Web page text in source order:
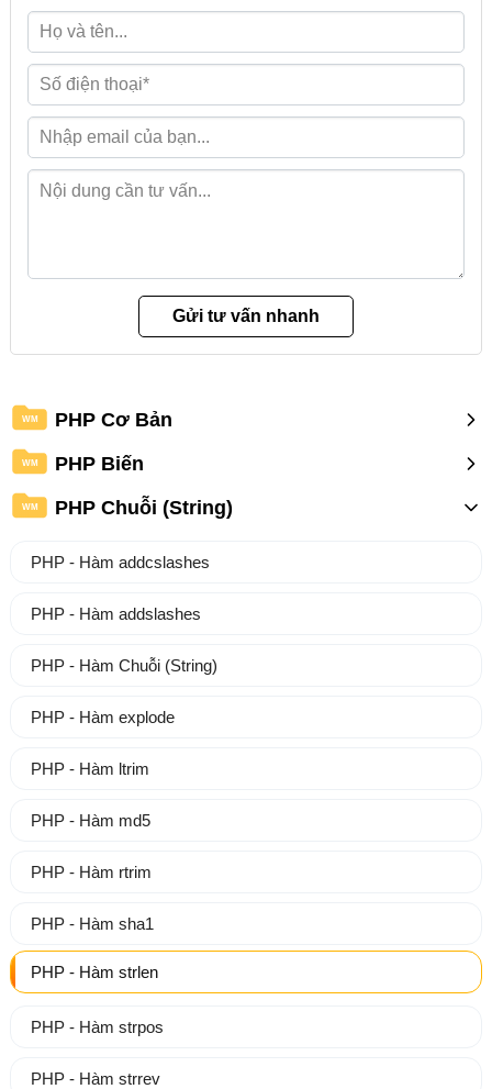
WM PHP Cơ Bản
WM PHP Biến
WM PHP Chuỗi (String)
PHP - Hàm addcslashes
PHP - Hàm addslashes
PHP - Hàm Chuỗi (String)
PHP - Hàm explode
PHP - Hàm ltrim
PHP - Hàm md5
PHP - Hàm rtrim
PHP - Hàm sha1
PHP - Hàm strlen
PHP - Hàm strpos
PHP - Hàm strrev